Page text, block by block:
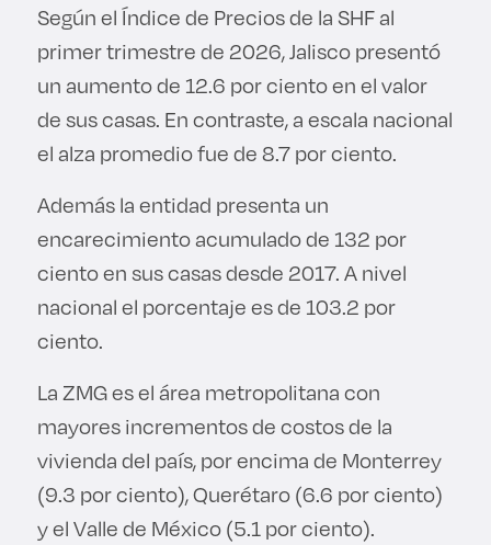
Según el Índice de Precios de la SHF al
primer trimestre de 2026, Jalisco presentó
un aumento de 12.6 por ciento en el valor
de sus casas. En contraste, a escala nacional
el alza promedio fue de 8.7 por ciento.
Además la entidad presenta un
encarecimiento acumulado de 132 por
ciento en sus casas desde 2017. A nivel
nacional el porcentaje es de 103.2 por
ciento.
La ZMG es el área metropolitana con
mayores incrementos de costos de la
vivienda del país, por encima de Monterrey
(9.3 por ciento), Querétaro (6.6 por ciento)
y el Valle de México (5.1 por ciento).